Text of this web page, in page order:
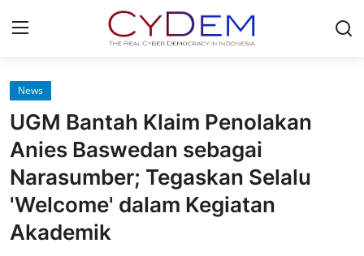
Home
News
Contact
Politik
News
UGM Bantah Klaim Penolakan
Anies Baswedan sebagai
Narasumber; Tegaskan Selalu
'Welcome' dalam Kegiatan
Akademik